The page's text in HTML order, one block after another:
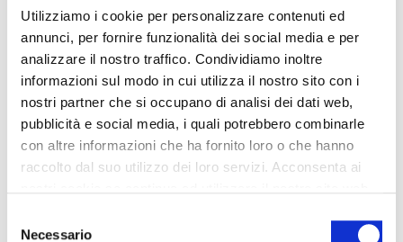
Utilizziamo i cookie per personalizzare contenuti ed
annunci, per fornire funzionalità dei social media e per
analizzare il nostro traffico. Condividiamo inoltre
informazioni sul modo in cui utilizza il nostro sito con i
nostri partner che si occupano di analisi dei dati web,
pubblicità e social media, i quali potrebbero combinarle
con altre informazioni che ha fornito loro o che hanno
raccolto dal suo utilizzo dei loro servizi. Acconsenta ai
delNecessario
AZIENDA
A CHI CI RIVOLGIAMO
PRODOTTI A MARCHIO PRIVATO
DOVE SIAMO
INFORMATIVA PRIVACY
POLICY DATA PROTECTION